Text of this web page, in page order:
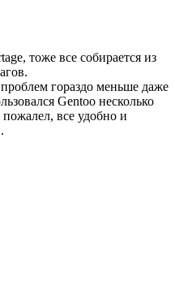
тоже все собирается из
гораздо меньше даже
Gentoo несколько
все удобно и